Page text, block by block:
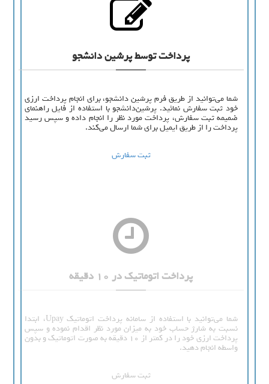
پرداخت توسط پرشین دانشجو
شما می‌توانید از طریق فرم پرشین دانشجو، برای انجام پرداخت ارزی
خود ثبت سفارش نمائید. پرشین‌دانشجو با استفاده از فایل راهنمای
ضمیمه ثبت سفارش، پرداخت مورد نظر را انجام داده و سپس رسید
پرداخت را از طریق ایمیل برای شما ارسال می‌کند.
ثبت سفارش
پرداخت اتوماتیک در 10 دقیقه
شما می‌توانید با استفاده از سامانه پرداخت اتوماتیک Upay، ابتدا
نسبت به شارژ حساب خود به میزان مورد نظر اقدام نموده و سپس
پرداخت ارزی خود را در کمتر از 10 دقیقه به صورت اتوماتیک و بدون
واسطه انجام دهید.
ثبت سفارش